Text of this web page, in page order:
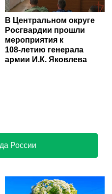
В Центральном округе
Росгвардии прошли
мероприятия к
108‑летию генерала
армии И.К. Яковлева
России